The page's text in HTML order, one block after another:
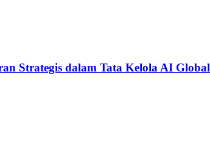
Strategis dalam Tata Kelola AI Global